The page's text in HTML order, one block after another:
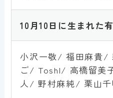
10月10 日 に生まれた
小沢一敬/ 福田麻貴/
ご/ Toshl/ 高橋留美
人/ 野村麻純/ 栗山